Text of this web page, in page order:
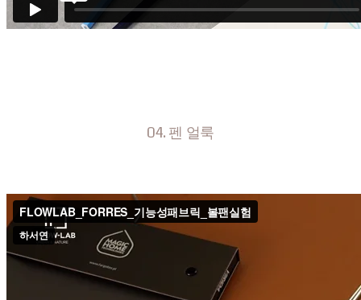
04. 펜 얼룩